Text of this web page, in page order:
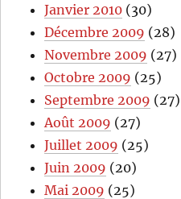
Janvier 2010 (30)
Décembre 2009 (28)
Novembre 2009 (27)
Octobre 2009 (25)
Septembre 2009 (27)
Août 2009 (27)
Juillet 2009 (25)
Juin 2009 (20)
Mai 2009 (25)